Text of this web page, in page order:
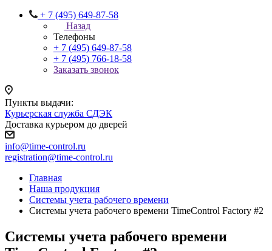
+ 7 (495) 649-87-58
Назад
Телефоны
+ 7 (495) 649-87-58
+ 7 (495) 766-18-58
Заказать звонок
Пункты выдачи:
Курьерская служба СДЭК
Доставка курьером до дверей
info@time-control.ru
registration@time-control.ru
Главная
Наша продукция
Cистемы учета рабочего времени
Системы учета рабочего времени TimeControl Factory #2
Системы учета рабочего времени